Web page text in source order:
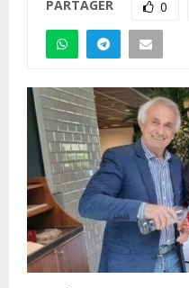
PARTAGER 0